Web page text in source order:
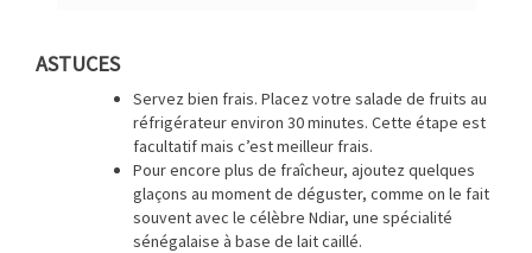
ASTUCES
Servez bien frais. Placez votre salade de fruits au
réfrigérateur environ 30 minutes. Cette étape est
facultatif mais c’est meilleur frais.
Pour encore plus de fraîcheur, ajoutez quelques
glaçons au moment de déguster, comme on le fait
souvent avec le célèbre Ndiar, une spécialité
sénégalaise à base de lait caillé.